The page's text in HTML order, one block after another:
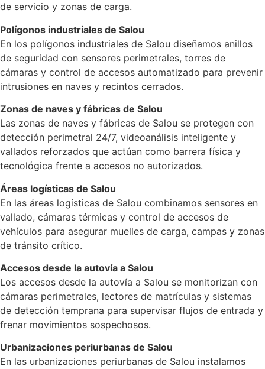
de servicio y zonas de carga.
Polígonos industriales de Salou
En los polígonos industriales de Salou diseñamos anillos
de seguridad con sensores perimetrales, torres de
cámaras y control de accesos automatizado para prevenir
intrusiones en naves y recintos cerrados.
Zonas de naves y fábricas de Salou
Las zonas de naves y fábricas de Salou se protegen con
detección perimetral 24/7, videoanálisis inteligente y
vallados reforzados que actúan como barrera física y
tecnológica frente a accesos no autorizados.
Áreas logísticas de Salou
En las áreas logísticas de Salou combinamos sensores en
vallado, cámaras térmicas y control de accesos de
vehículos para asegurar muelles de carga, campas y zonas
de tránsito crítico.
Accesos desde la autovía a Salou
Los accesos desde la autovía a Salou se monitorizan con
cámaras perimetrales, lectores de matrículas y sistemas
de detección temprana para supervisar flujos de entrada y
frenar movimientos sospechosos.
Urbanizaciones periurbanas de Salou
En las urbanizaciones periurbanas de Salou instalamos